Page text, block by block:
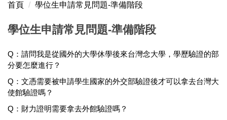
首頁 學位生申請常見問題-準備階段
學位生申請常見問題-準備階段
Q：請問我是從國外的大學休學後來台灣念大學，學歷驗證的部
分要怎麼進行？
Q：文憑需要被申請學生國家的外交部驗證後才可以拿去台灣大
使館驗證嗎？
Q：財力證明需要拿去外館驗證嗎？